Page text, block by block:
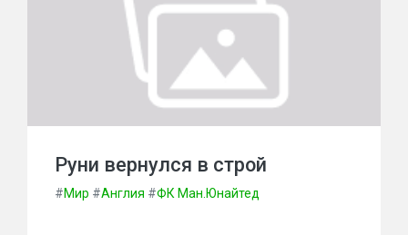
Руни вернулся в строй
#Мир #Англия #ФК Ман.Юнайтед